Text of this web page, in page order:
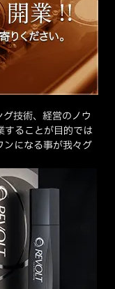
技術、経営のノウ
することが目的では
ンになる事が我々グ